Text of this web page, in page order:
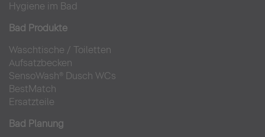
Hygiene im Bad
Bad Produkte
Waschtische / Toiletten
Aufsatzbecken
SensoWash® Dusch WCs
BestMatch
Ersatzteile
Bad Planung